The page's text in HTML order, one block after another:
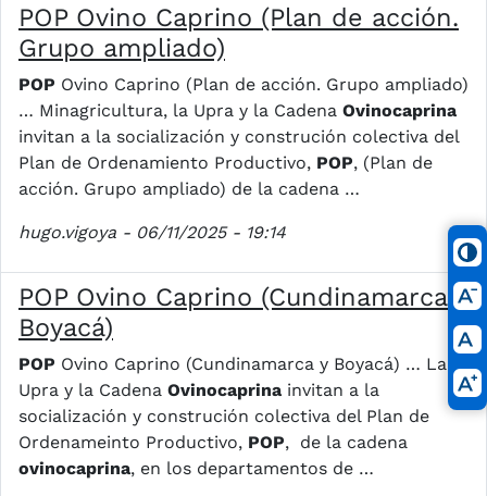
POP Ovino Caprino (Plan de acción.
Grupo ampliado)
POP Ovino Caprino (Plan de acción. Grupo ampliado)
… Minagricultura, la Upra y la Cadena Ovinocaprina
invitan a la socialización y construción colectiva del
Plan de Ordenamiento Productivo, POP, (Plan de
acción. Grupo ampliado) de la cadena …
hugo.vigoya - 06/11/2025 - 19:14
POP Ovino Caprino (Cundinamarca y
Boyacá)
POP Ovino Caprino (Cundinamarca y Boyacá) … La
Upra y la Cadena Ovinocaprina invitan a la
socialización y construción colectiva del Plan de
Ordenameinto Productivo, POP, de la cadena
ovinocaprina, en los departamentos de …